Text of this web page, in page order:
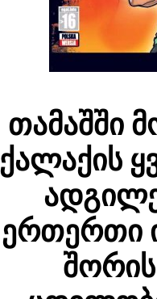
თამაშში
ქალაქის
ერთერთი